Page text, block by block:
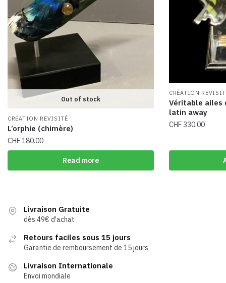
Out of stock
CRÉATION REVISITÉ
L’orphie (chimère)
CHF180.00
Read more
CRÉATION
Véritable ailes
latin away
CHF 330.00
Livraison Gratuite
dès 49€ d'achat
Retours faciles sous 15 jours
Garantie de remboursement de 15 jours
Livraison Internationale
Envoi mondiale